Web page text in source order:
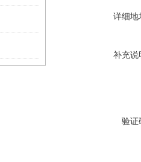
详细地
补充说
验证